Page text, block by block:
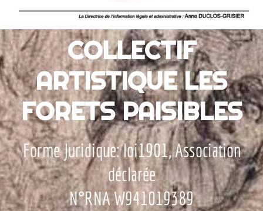
COLLECTIF
ARTISTIQUE LES
FORETS PAISIBLES
Forme Juridique: loi1901, Association
déclarée
N°RNA W941019389